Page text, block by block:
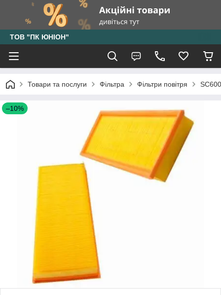
ТОВ "ПК ЮНІОН"
Товари та послуги Фільтра Фільтри повітря
–10%